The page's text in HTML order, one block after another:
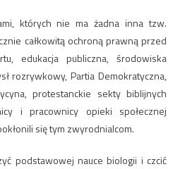
których nie ma żadna inna tzw.
całkowitą ochroną prawną przed
edukacja publiczna, środowiska
rozrywkowy, Partia Demokratyczna,
protestanckie sekty biblijnych
i pracownicy opieki społecznej
się tym zwyrodnialcom.
podstawowej nauce biologii i czcić